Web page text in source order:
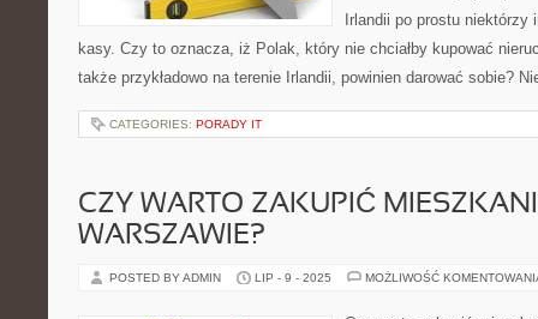
Irlandii po prostu
kasy. Czy to oznacza, iż Polak, który nie chciałby kupować
także przykładowo na terenie Irlandii, powinien darować sobie?
CATEGORIES: PORADY IT
CZY WARTO ZAKUPIĆ
WARSZAWIE?
POSTED BY ADMIN LIP - 9 - 2025 MOŻLIWOŚĆ